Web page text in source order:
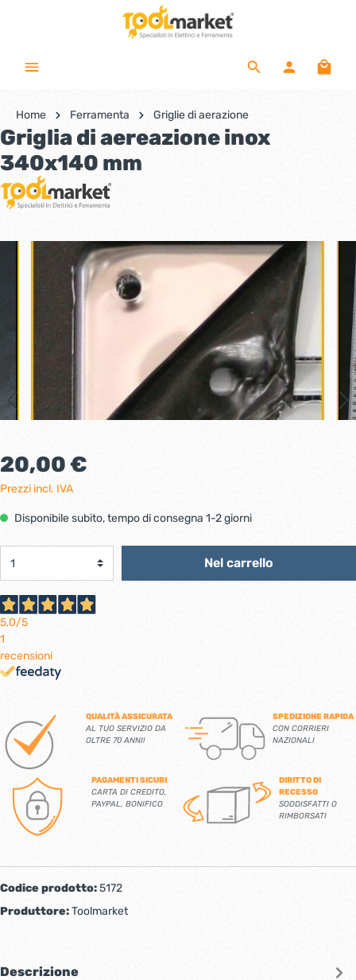
Home Ferramenta Griglie di aerazione
Griglia di aereazione inox
340x140 mm
20,00 €
Prezzi incl. IVA
Disponibile subito, tempo di consegna 1-2 giorni
Nel carrello
5,0/5
1
recensioni
QUALITÀ ASSICURATA
AL TUO SERVIZIO DA
OLTRE 70 ANNI!
SPEDIZIONE RAPIDA
CON CORRIERI
NAZIONALI
PAGAMENTI SICURI
CARTA DI CREDITO,
PAYPAL, BONIFICO
DIRITTO DI
RECESSO
SODDISFATTI O
RIMBORSATI
Codice prodotto:5172
Produttore:Toolmarket
Descrizione